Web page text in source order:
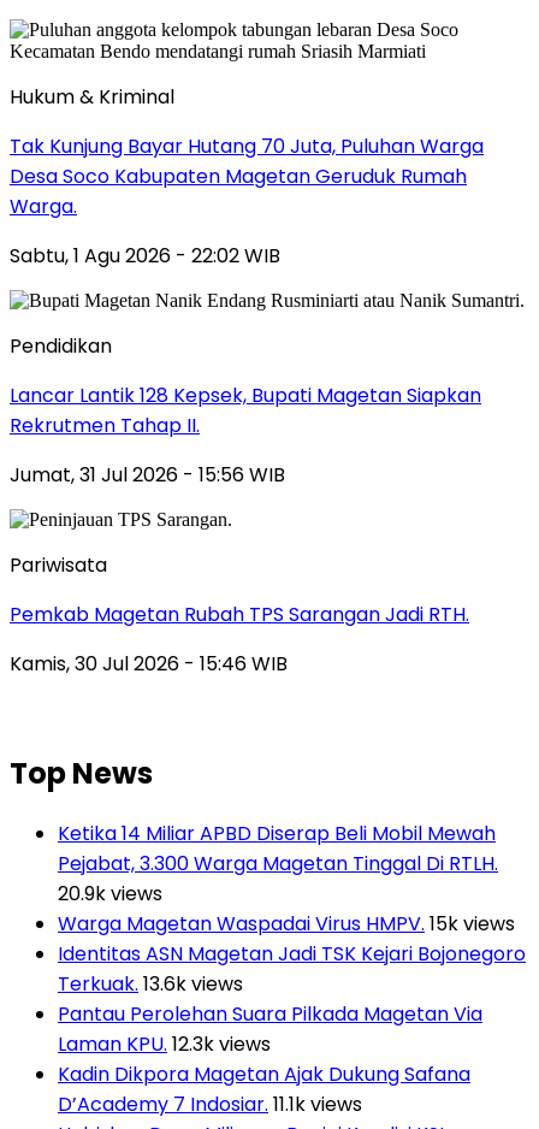
Hukum & Kriminal
Tak Kunjung Bayar Hutang 70 Juta, Puluhan Warga
Desa Soco Kabupaten Magetan Geruduk Rumah
Warga.
Sabtu, 1 Agu 2026 - 22:02 WIB
Pendidikan
Lancar Lantik 128 Kepsek, Bupati Magetan Siapkan
Rekrutmen Tahap II.
Jumat, 31 Jul 2026 - 15:56 WIB
Pariwisata
Pemkab Magetan Rubah TPS Sarangan Jadi RTH.
Kamis, 30 Jul 2026 - 15:46 WIB
Top News
Ketika 14 Miliar APBD Diserap Beli Mobil Mewah
Pejabat, 3.300 Warga Magetan Tinggal Di RTLH.
20.9k views
Warga Magetan Waspadai Virus HMPV. 15k views
Identitas ASN Magetan Jadi TSK Kejari Bojonegoro
Terkuak. 13.6k views
Pantau Perolehan Suara Pilkada Magetan Via
Laman KPU. 12.3k views
Kadin Dikpora Magetan Ajak Dukung Safana
D’Academy 7 Indosiar. 11.1k views